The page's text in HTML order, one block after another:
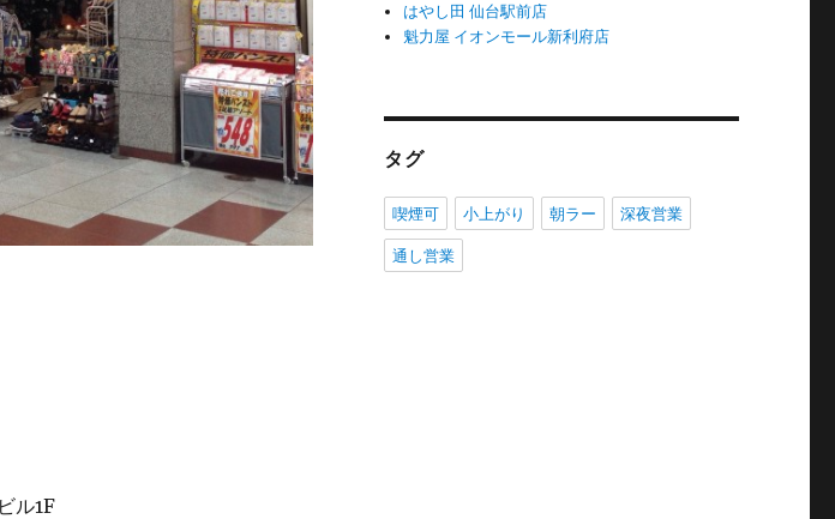
ル1F
はやし田 仙台駅前店
魁力屋 イオンモール新利府店
タグ
喫煙可 小上がり 朝ラー 深夜営業
通し営業